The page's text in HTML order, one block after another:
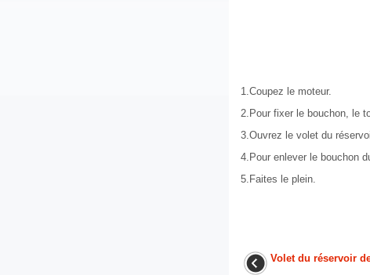
1.Coupez le moteur.
2.Pour fixer le bouchon, le
3.Ouvrez le volet du
4.Pour enlever le bouchon
5.Faites le plein.
Volet du réservoir